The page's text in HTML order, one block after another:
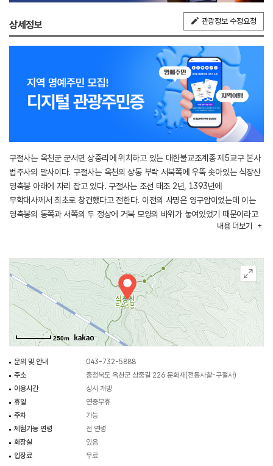
상세정보 관광정보 수정요청
구절사는 옥천군 군서면 상중리에 위치하고 있는 대한불교조계종 제5교구 본사
법주사의 말사이다. 구절사는 옥천의 상동 부락 서북쪽에 우뚝 솟아있는 식장산
영축봉 아래에 자리 잡고 있다. 구절사는 조선 태조 2년, 1393년에
무학대사께서 최초로 창건했다고 전한다. 이전의 사명은 영구암이었는데 이는
영축봉의 동쪽과 서쪽의 두 정상에 거북 모양의 바위가 놓여있었기 때문이라고
한다. 철탑 사거리에서 구절사까지는 좌우에 수많은 아카시아 나무가 심어져
아카시아 꽃길을 이룬다고 한다. 이 사찰은 어느 순간 폐사되었으나, 1933년에
절 아랫마을의 한병석이 이곳에 참배하러 왔다가 중건했다. 이후 사찰의 명칭이
구절사로 바뀌게 되었는데, 절 뒤에 있는 영축봉을 구절산이라고 불렀기
때문이다.
내용 더보기
250m
문의 및 안내
043-732-5888
주소
충청북도 옥천군 상중길 226 문화재(전통사찰-구절사)
이용시간
상시 개방
휴일
연중무휴
주차
가능
체험가능 연령
전 연령
화장실
있음
입장료
무료